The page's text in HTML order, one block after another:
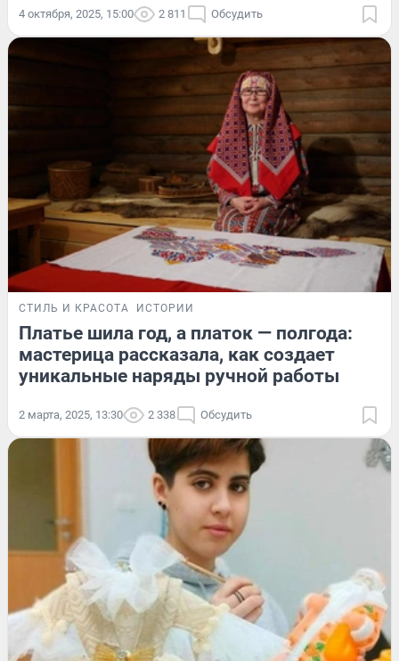
4 октября, 2025, 15:00 2 811 Обсудить
СТИЛЬ И КРАСОТА ИСТОРИИ
Платье шила год, а платок — полгода:
мастерица рассказала, как создает
уникальные наряды ручной работы
2 марта, 2025, 13:30 2 338 Обсудить